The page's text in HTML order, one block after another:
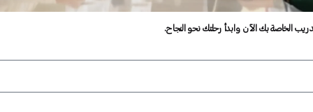
الخاصة بك الآن وابدأ رحلتك نحو النجاح.